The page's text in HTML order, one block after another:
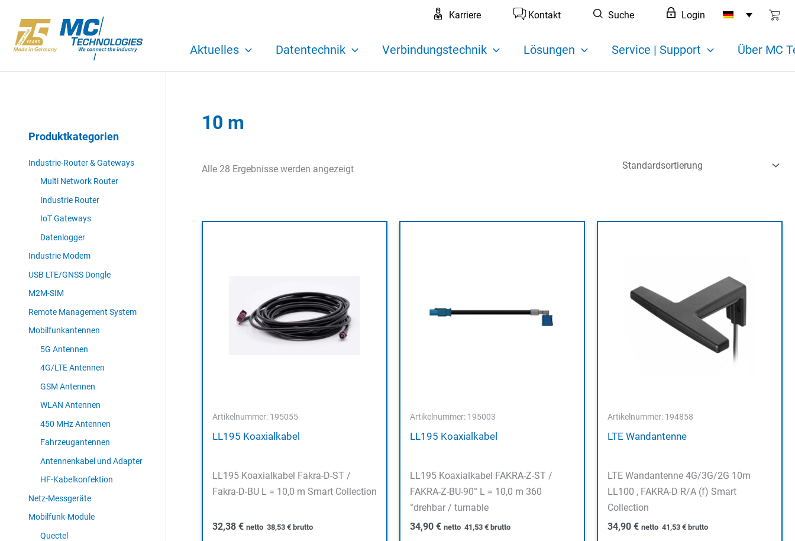
Inhalt
springen
Karriere Kontakt Suche Login
Aktuelles Datentechnik Verbindungstechnik Lösungen Service | Support Über MC
Produktkategorien
Industrie-Router & Gateways
Multi Network Router
Industrie Router
IoT Gateways
Datenlogger
Industrie Modem
USB LTE/GNSS Dongle
M2M-SIM
Remote Management System
Mobilfunkantennen
5G Antennen
4G/LTE Antennen
GSM Antennen
WLAN Antennen
450 MHz Antennen
Fahrzeugantennen
Antennenkabel und Adapter
HF-Kabelkonfektion
Netz-Messgeräte
Mobilfunk-Module
Quectel
10 m
Alle 28 Ergebnisse werden angezeigt
Artikelnummer: 195055
LL195 Koaxialkabel
LL195 Koaxialkabel Fakra-D-ST /
Fakra-D-BU L = 10,0 m Smart Collection
32,38 € netto 38,53 €brutto
Artikelnummer: 195003
LL195 Koaxialkabel
LL195 Koaxialkabel FAKRA-Z-ST /
FAKRA-Z-BU-90° L = 10,0 m 360
°drehbar / turnable
34,90 € netto 41,53 €brutto
Artikelnummer: 194858
LTE Wandantenne
LTE Wandantenne 4G/3G/2G 10m
LL100 , FAKRA-D R/A (f) Smart
Collection
34,90 € netto 41,53 €brutto